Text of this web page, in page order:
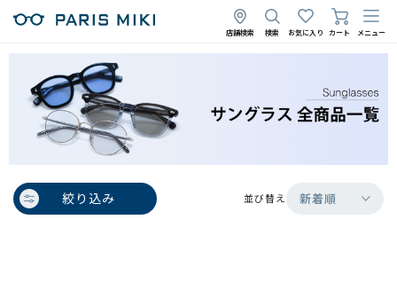
店舗検索 検索 お気に入り カート メニュー
絞り込み 並び替え 新着順